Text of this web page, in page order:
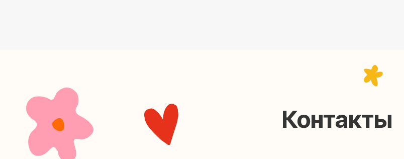
Наш канал в Telegram
help@upakovali.online